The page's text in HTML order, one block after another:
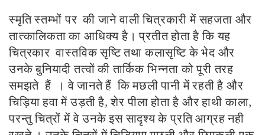
स्मृति स्तम्भों पर की जाने वाली चित्रकारी में सहजता और
तात्कालिकता का आधिक्य है। प्रतीत होता है कि यह
चित्रकार वास्तविक सृष्टि तथा कलासृष्टि के भेद और
उनके बुनियादी तत्वों की तार्किक भिन्नता को पूरी तरह
समझते हैं । वे जानते हैं कि मछली पानी में रहती है और
चिड़िया हवा में उड़ती है, शेर पीला होता है और हाथी काला,
परन्तु चित्रों में वे उनके इस सादृश्य के प्रति आग्रह नही